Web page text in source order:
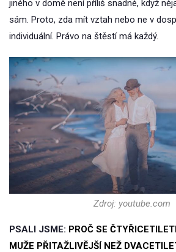
jiného v domě není příliš snadné, když
sám. Proto, zda mít vztah nebo ne v
individuální. Právo na štěstí má každý.
Zdroj: youtube.com
PSALI JSME: PROČ SE
MUŽE PŘITAŽLIVĚJŠÍ NEŽ